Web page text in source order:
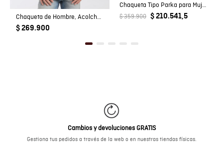
Chaqueta de Hombre, Acolchada - TOGS
$ 269.900
Chaqueta Tipo Parka para Mujer
$ 359.900 $ 210.541,5
Cambios y devoluciones GRATIS
Gestiona tus pedidos a través de la web o en nuestras tiendas físicas.